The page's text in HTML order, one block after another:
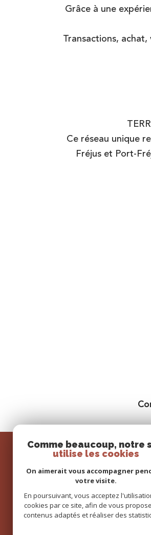
Grâce à une
Transactions,
Ce réseau unique
Fréjus et Port-
espace
Comme beaucoup, notre
utilise les cookies
On aimerait vous accompagner
votre visite.
En poursuivant, vous acceptez
cookies par ce site, afin de vous
contenus adaptés et réaliser des